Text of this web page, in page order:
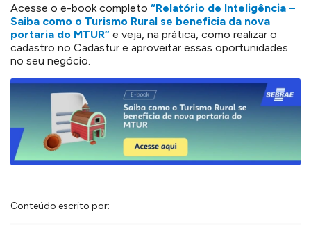
Acesse o e-book completo “Relatório de Inteligência –
Saiba como o Turismo Rural se beneficia da nova
portaria do MTUR” e veja, na prática, como realizar o
cadastro no Cadastur e aproveitar essas oportunidades
no seu negócio.
Conteúdo escrito por: